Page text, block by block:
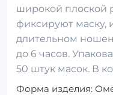
широкой плоской
фиксируют маску,
длительном
до 6 часов.
50 штук масок. В
Форма изделия: